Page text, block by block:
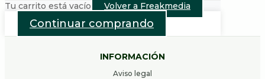
Tu carrito está vacío Volver a Freakmedia
Continuar comprando
INFORMACIÓN
Aviso legal